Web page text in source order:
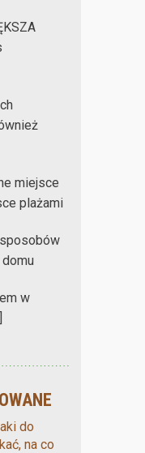
miejsce
plażami
w
do
na co